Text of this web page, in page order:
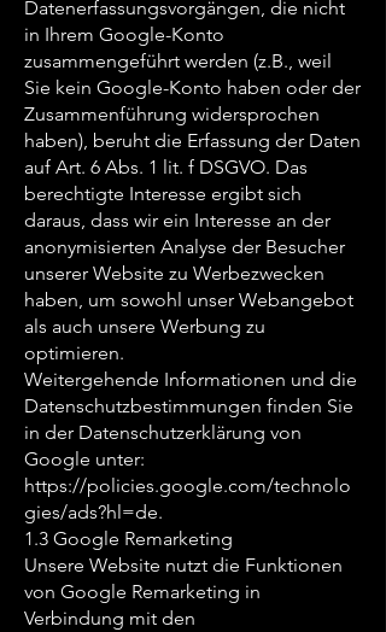
Datenerfassungsvorgängen, die nicht
in Ihrem Google-Konto
zusammengeführt werden (z.B., weil
Sie kein Google-Konto haben oder der
Zusammenführung widersprochen
haben), beruht die Erfassung der Daten
auf Art. 6 Abs. 1 lit. f DSGVO. Das
berechtigte Interesse ergibt sich
daraus, dass wir ein Interesse an der
anonymisierten Analyse der Besucher
unserer Website zu Werbezwecken
haben, um sowohl unser Webangebot
als auch unsere Werbung zu
optimieren.
Weitergehende Informationen und die
Datenschutzbestimmungen finden Sie
in der Datenschutzerklärung von
Google unter:
https://policies.google.com/technolo
gies/ads?hl=de.
1.3 Google Remarketing
Unsere Website nutzt die Funktionen
von Google Remarketing in
Verbindung mit den